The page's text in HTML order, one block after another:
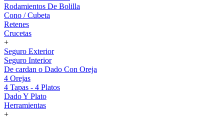
Rodamientos De Bolilla
Cono / Cubeta
Retenes
Crucetas
+
Seguro Exterior
Seguro Interior
De cardan o Dado Con Oreja
4 Orejas
4 Tapas - 4 Platos
Dado Y Plato
Herramientas
+